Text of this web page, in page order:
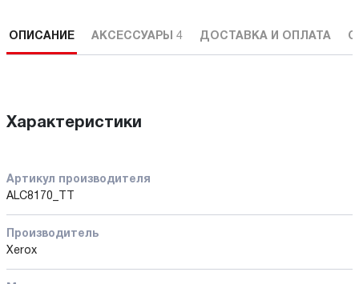
ОПИСАНИЕ АКСЕССУАРЫ 4 ДОСТАВКА И ОПЛАТА
Характеристики
Артикул производителя
ALC8170_TT
Производитель
Xerox